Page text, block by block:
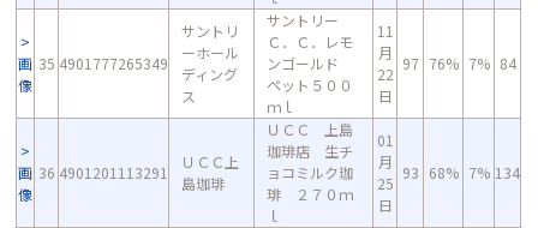
画
像
35 4901777265349
サントリ
ーホール
ディング
ス
サントリー
Ｃ．Ｃ．レモ
ンゴールド
ペット５００
ｍｌ
11
月
22
日
97 76% 7% 84
画
像
36 4901201113291
ＵＣＣ上
島珈琲
ＵＣＣ 上島
珈琲店 生チ
ョコミルク珈
琲 ２７０ｍ
ｌ
01
月
25
日
93 68% 7% 134